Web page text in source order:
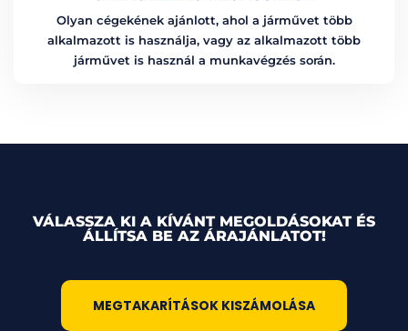
Olyan cégekének ajánlott, ahol a járművet több
alkalmazott is használja, vagy az alkalmazott több
járművet is használ a munkavégzés során.
VÁLASSZA KI A KÍVÁNT MEGOLDÁSOKAT ÉS
ÁLLÍTSA BE AZ ÁRAJÁNLATOT!
MEGTAKARÍTÁSOK KISZÁMOLÁSA